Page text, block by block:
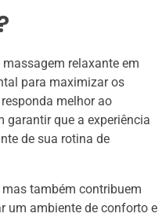
relaxante em
para maximizar os
melhor ao
garantir que a experiência
de sua rotina de
também contribuem
um ambiente de conforto e